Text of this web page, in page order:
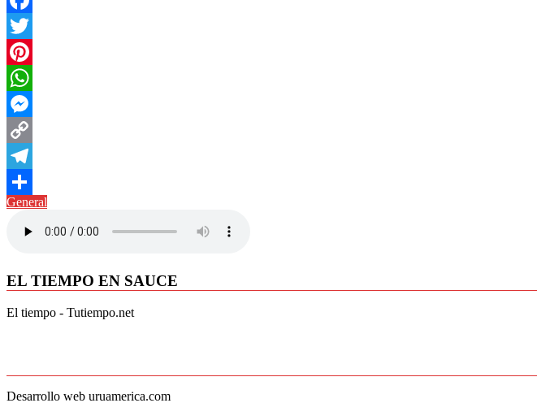
Facebook
Twitter
Pinterest
WhatsApp
Messenger
Copy
Link
Telegram
Compartir
General
EL TIEMPO EN SAUCE
El tiempo - Tutiempo.net
Desarrollo web uruamerica.com